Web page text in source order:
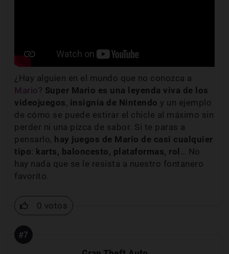
¿Hay alguien en el mundo que no conozca a
Mario? Super Mario es una leyenda viva de los
videojuegos, insignia de Nintendo y un ejemplo
de cómo se puede estirar el chicle al máximo sin
perder ni una pizca de sabor. Si te paras a
pensarlo, hay juegos de Mario de casi cualquier
tipo: karts, baloncesto, plataformas, rol … No
hay nada que se le resista a nuestro fontanero
favorito.
0 votos
#7